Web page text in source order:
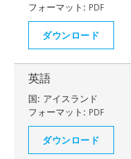
フォーマット: PDF
ダウンロード
英語
国: アイスランド
フォーマット: PDF
ダウンロード